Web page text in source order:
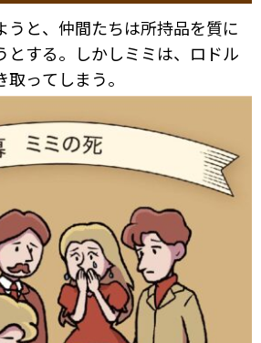
うと、仲間たちは所持品を質に
とする。しかしミミは、ロドル
ってしまう。